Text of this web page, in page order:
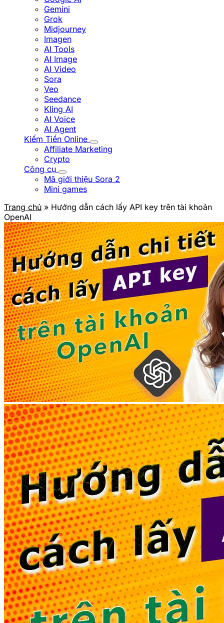
Gemini
Grok
Midjourney
Imagen
AI Tools
AI Image
AI Video
Sora
Veo
Seedance
Kling AI
AI Voice
AI Agent
Kiếm Tiền Online
Affiliate Marketing
Crypto
Công cụ
Mã giới thiệu Sora 2
Mini games
Trang chủ » Hướng dẫn cách lấy API key trên tài khoản
OpenAI